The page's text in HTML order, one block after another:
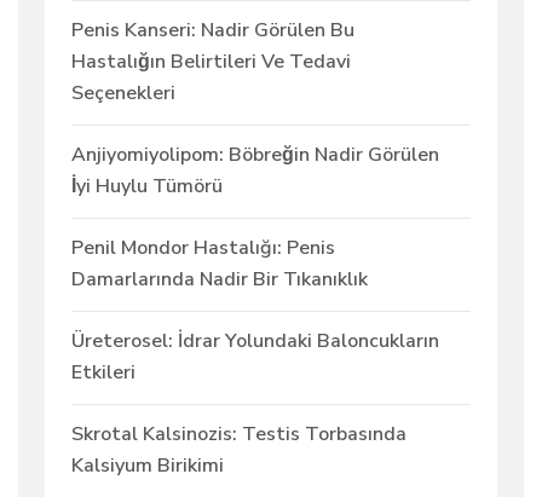
Penis Kanseri: Nadir Görülen Bu
Hastalığın Belirtileri Ve Tedavi
Seçenekleri
Anjiyomiyolipom: Böbreğin Nadir Görülen
İyi Huylu Tümörü
Penil Mondor Hastalığı: Penis
Damarlarında Nadir Bir Tıkanıklık
Üreterosel: İdrar Yolundaki Baloncukların
Etkileri
Skrotal Kalsinozis: Testis Torbasında
Kalsiyum Birikimi